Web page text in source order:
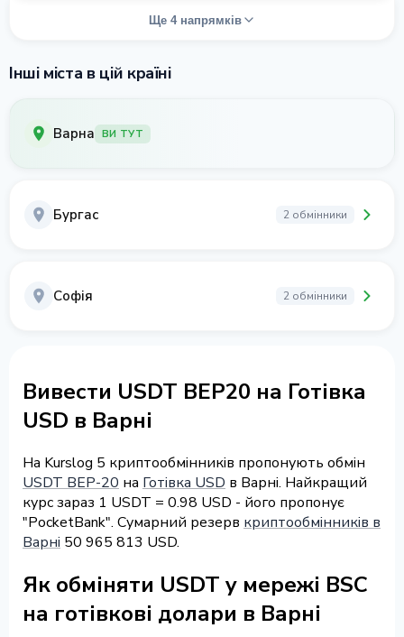
Ще 4 напрямків
Інші міста в цій країні
Варна ВИ ТУТ
Бургас 2 обмінники
Софія 2 обмінники
Вивести USDT BEP20 на Готівка
USD в Варні
На Kurslog 5 криптообмінників пропонують обмін
USDT BEP-20 на Готівка USD в Варні. Найкращий
курс зараз 1 USDT = 0.98 USD - його пропонує
"PocketBank". Сумарний резерв криптообмінників в
Варні 50 965 813 USD.
Як обміняти USDT у мережі BSC
на готівкові долари в Варні